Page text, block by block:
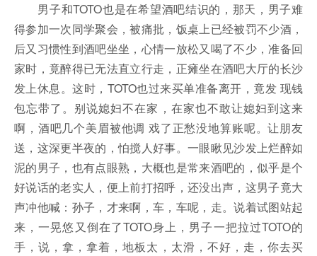
男子和TOTO也是在希望酒吧结识的，那天，男子难
得参加一次同学聚会，被痛批，饭桌上已经被罚不少酒，
后又习惯性到酒吧坐坐，心情一放松又喝了不少，准备回
家时，竟醉得已无法直立行走，正瘫坐在酒吧大厅的长沙
发上休息。这时，TOTO也过来买单准备离开，竟发 现钱
包忘带了。别说媳妇不在家，在家也不敢让媳妇到这来
啊，酒吧几个美眉被他调 戏了正愁没地算账呢。让朋友
送，这深更半夜的，怕搅人好事。一眼瞅见沙发上烂醉如
泥的男子，也有点眼熟，大概也是常来酒吧的，似乎是个
好说话的老实人，便上前打招呼，还没出声，这男子竟大
声冲他喊：孙子，才来啊，车，车呢，走。说着试图站起
来，一晃悠又倒在了TOTO身上，男子一把拉过TOTO的
手，说，拿，拿着，地板太，太滑，不好，走，你去买